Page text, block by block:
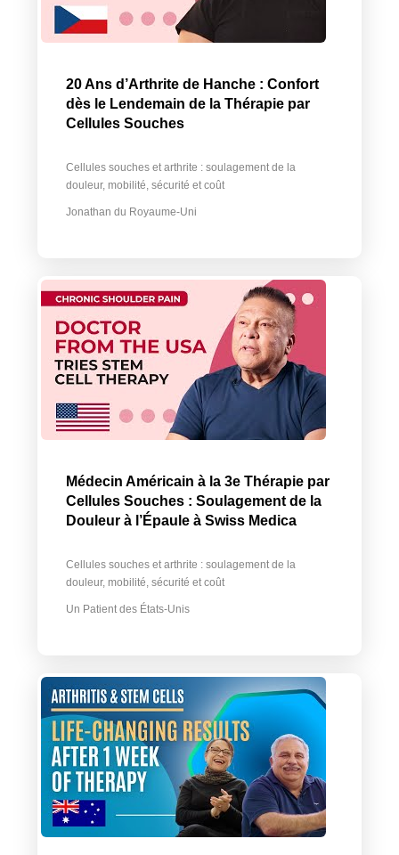
20 Ans d’Arthrite de Hanche : Confort
dès le Lendemain de la Thérapie par
Cellules Souches
Cellules souches et arthrite : soulagement de la
douleur, mobilité, sécurité et coût
Jonathan du Royaume-Uni
Médecin Américain à la 3e Thérapie par
Cellules Souches : Soulagement de la
Douleur à l’Épaule à Swiss Medica
Cellules souches et arthrite : soulagement de la
douleur, mobilité, sécurité et coût
Un Patient des États-Unis